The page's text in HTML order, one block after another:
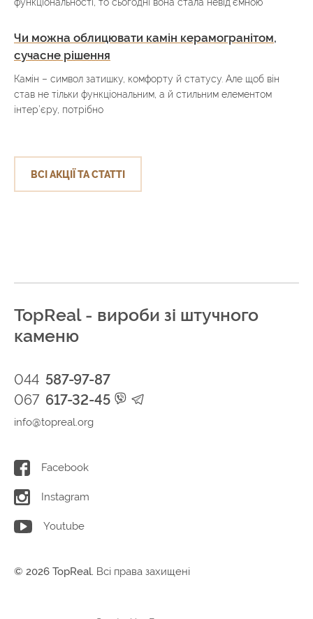
Чи можна облицювати камін керамогранітом,
сучасне рішення
Камін – символ затишку, комфорту й статусу. Але щоб він
став не тільки функціональним, а й стильним елементом
інтер’єру, потрібно
ВСІ АКЦІЇ ТА СТАТТІ
TopReal - вироби зі штучного
каменю
044 587-97-87
067 617-32-45
info@topreal.org
Facebook
Instagram
Youtube
© 2026 TopReal. Всі права захищені